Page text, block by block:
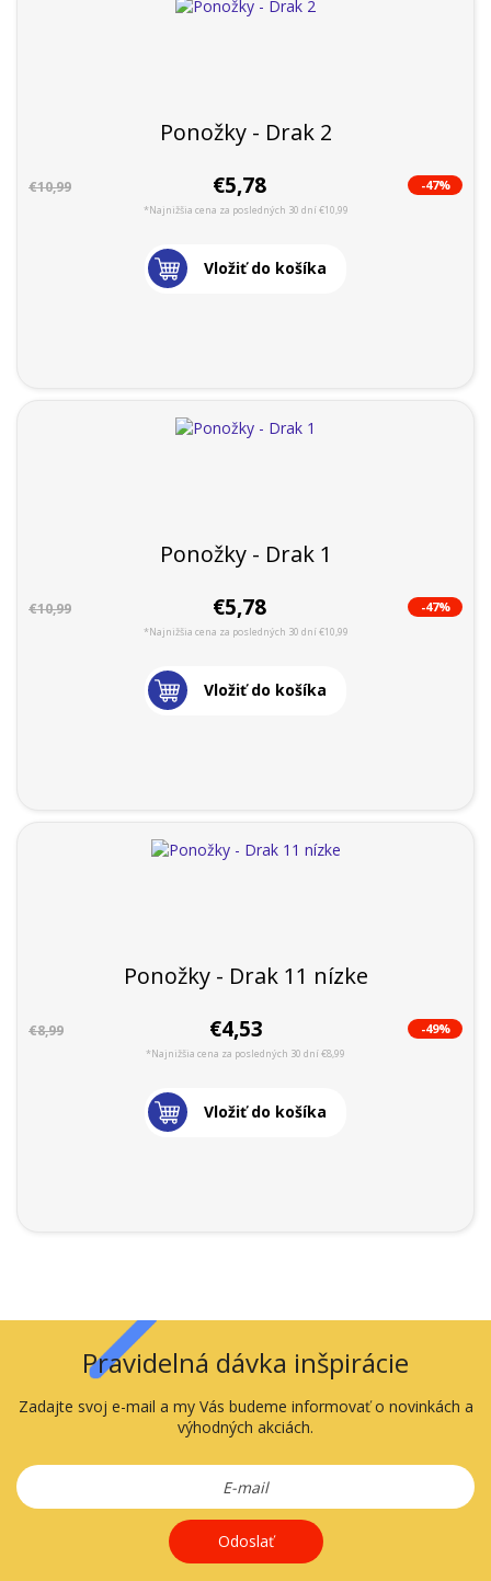
Ponožky - Drak 2
€10,99 €5,78 -47%
*Najnižšia cena za posledných 30 dní €10,99
Vložiť do košíka
Ponožky - Drak 1
€10,99 €5,78 -47%
*Najnižšia cena za posledných 30 dní €10,99
Vložiť do košíka
Ponožky - Drak 11 nízke
€8,99 €4,53 -49%
*Najnižšia cena za posledných 30 dní €8,99
Vložiť do košíka
Pravidelná dávka inšpirácie
Zadajte svoj e-mail a my Vás budeme informovať o novinkách a
výhodných akciách.
Odoslať